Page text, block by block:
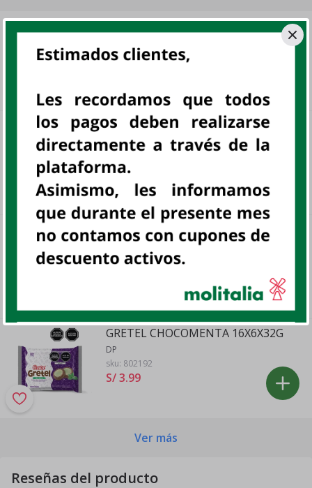
GOMAS AMBROREINO 12X90 GR
sku: 801832
CARAMELO FULL CHERRY DP 24
UNIDADES
FULL, DISP
sku:
803501
S/ 22
80
CARAMELO GAJO SURTIDO BOLSA 390
GR
UN
GRETEL CHOCOMENTA 16X6X32G
DP
sku: 802192
S/ 3.99
Ver más
Reseñas del producto